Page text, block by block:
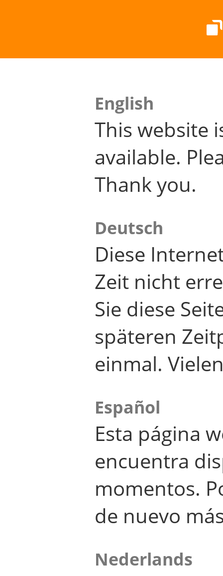
English
This website
available.
Thank you.
Deutsch
Diese
Zeit nicht
Sie diese
späteren
einmal.
Español
Esta página
encuentra
momentos.
de nuevo
Nederlands